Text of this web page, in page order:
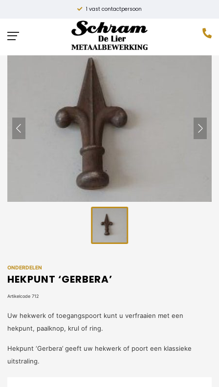
Hoge kwaliteit
» Hekpunt ‘Gerbera’
ONDERDELEN
HEKPUNT ‘GERBERA’
Artikelcode 712
Uw hekwerk of toegangspoort kunt u verfraaien met een
hekpunt, paalknop, krul of ring.
Hekpunt ‘Gerbera’ geeft uw hekwerk of poort een klassieke
uitstraling.